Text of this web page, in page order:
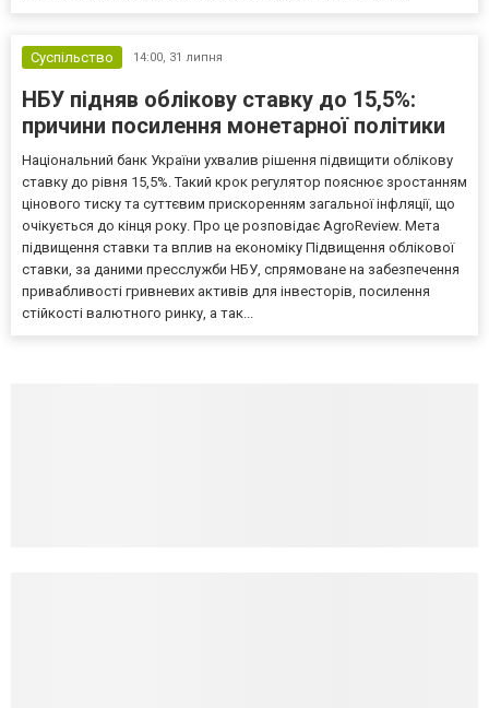
Суспільство 14:00, 31 липня
НБУ підняв облікову ставку до 15,5%:
причини посилення монетарної політики
Національний банк України ухвалив рішення підвищити облікову
ставку до рівня 15,5%. Такий крок регулятор пояснює зростанням
цінового тиску та суттєвим прискоренням загальної інфляції, що
очікується до кінця року. Про це розповідає AgroReview. Мета
підвищення ставки та вплив на економіку Підвищення облікової
ставки, за даними пресслужби НБУ, спрямоване на забезпечення
привабливості гривневих активів для інвесторів, посилення
стійкості валютного ринку, а так...